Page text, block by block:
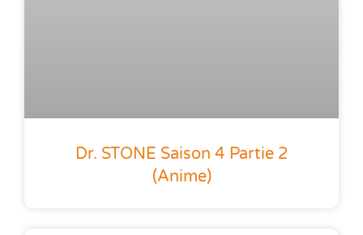
Dr. STONE Saison 4 Partie 2
(anime)